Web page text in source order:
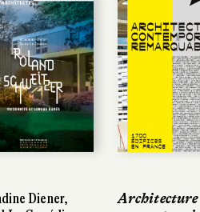
Jean-Louis
Jean-Louis